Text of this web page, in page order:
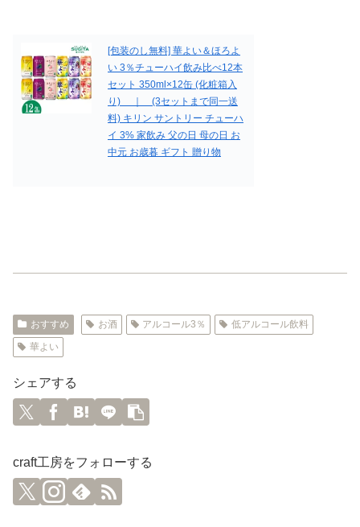
[包装のし無料] 華よい＆ほろよ
い 3％チューハイ飲み比べ12本
セット 350ml×12缶 (化粧箱入
り) ｜ (3セットまで同一送
料) キリン サントリー チューハ
イ 3% 家飲み 父の日 母の日 お
中元 お歳暮 ギフト 贈り物
おすすめ お酒 アルコール3％
低アルコール飲料
華よい
シェアする
craft工房をフォローする